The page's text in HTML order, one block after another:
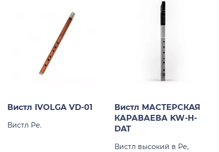
Вистл IVOLGA VD-01
Вистл Ре.
Вистл МАСТЕРСКАЯ
КАРАВАЕВА KW-H-
DAT
Вистл высокий в Ре,